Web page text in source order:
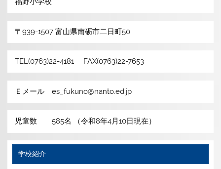
〒939-1507 富山県南砺市二日町50
TEL(0763)22-4181 FAX(0763)22-7653
Ｅメール es_fukuno@nanto.ed.jp
児童数 585名 （令和8年4月10日現在）
学校紹介